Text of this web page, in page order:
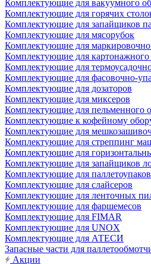
Комплектующие для вакуумного
Комплектующие для горячих
Комплектующие для запайщиков
Комплектующие для мясорубок
Комплектующие для
Комплектующие для картонажного
Комплектующие для
Комплектующие для фасовочно-
Комплектующие для дозаторов
Комплектующие для миксеров
Комплектующие для пельменного
Комплектующие к кофейному
Комплектующие для
Комплектующие для стреппинг
Комплектующие для
Комплектующие для запайщиков
Комплектующие для
Комплектующие для слайсеров
Комплектующие для ленточных
Комплектующие для фаршемесов
Комплектующие для FIMAR
Комплектующие для UNOX
Комплектующие для АТЕСИ
Запасные части для
Акции